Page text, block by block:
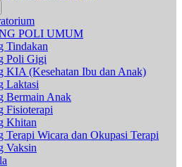
POLI UMUM
Tindakan
Poli Gigi
KIA (Kesehatan Ibu dan Anak)
Laktasi
Bermain Anak
Fisioterapi
Khitan
Terapi Wicara dan Okupasi Terapi
Vaksin